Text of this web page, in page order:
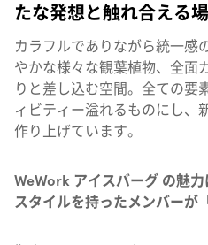
たな発想と触れ合える
カラフルでありながら統一感
やかな様々な観葉植物、全面
りと差し込む空間。 全ての要
ィビティー溢れるものにし、
作り上げています。
WeWork アイスバーグ の魅
スタイルを持ったメンバーが